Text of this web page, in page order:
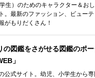
生）のためのキャラクター＆お
。最新のファッション、ビュー
がもりだくさん！
の図鑑をさがせる図鑑のポ
」
公式サイト。幼児、小学生から